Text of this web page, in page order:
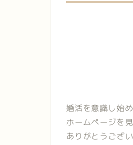
婚活を意識し始
ホームページを
ありがとうござ